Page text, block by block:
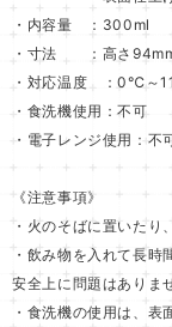
・内容量 ：300ml
・寸法 ：高さ
・対応温度 ：0℃
・食洗機使用：不可
・電子レンジ使用：不
《注意事項》
・火のそばに置いたり
・飲み物を入れて長時
安全上に問題はありま
・食洗機の使用は、